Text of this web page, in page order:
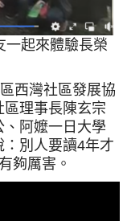
一起來體驗長榮
西灣社區發展協
理事長陳玄宗
阿嬤一日大學
別人要讀4年才
夠厲害。